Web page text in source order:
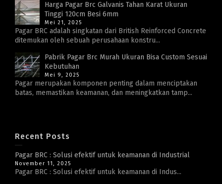
Harga Pagar Brc Galvanis Tahan Karat Ukuran
Tinggi 120cm Besi 6mm
Mei 21, 2025
Pagar BRC adalah singkatan dari British Reinforced Concrete
ditemukan oleh sebuah perusahaan konstru...
Pabrik Pagar Brc Murah Ukuran Bisa Custom Sesuai
Kebutuhan
Mei 9, 2025
Pagar merupakan komponen penting dalam menciptakan
batas, memastikan keamanan, dan meningkatkan tamp...
Recent Posts
Pagar BRC : Solusi efektif untuk keamanan di Industrial
November 11, 2025
Pagar BRC : Solusi efektif untuk keamanan di Indus...